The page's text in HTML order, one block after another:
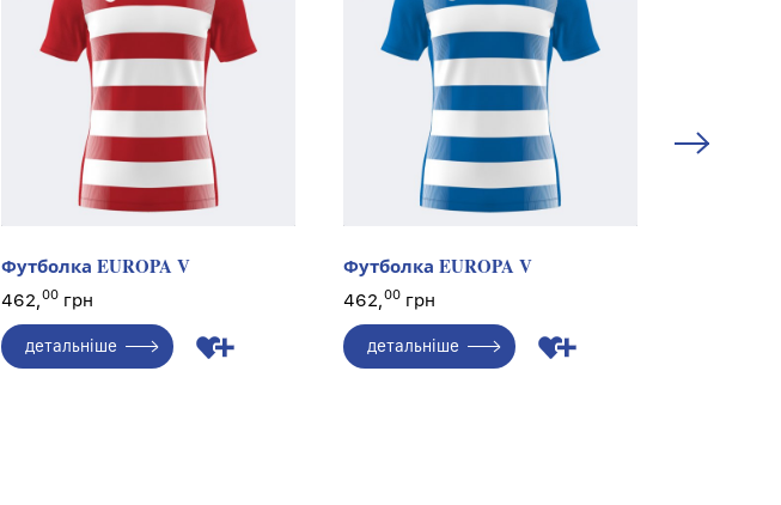
Футболка EUROPA V
462,00 грн
детальніше
Футболка EUROPA V
462,00 грн
детальніше